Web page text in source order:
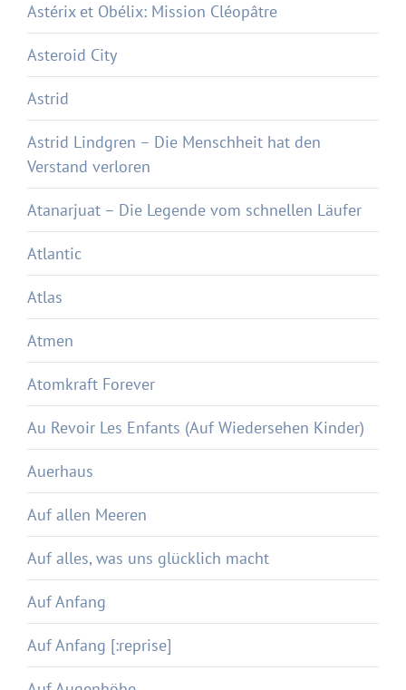
Astérix et Obélix: Mission Cléopâtre
Asteroid City
Astrid
Astrid Lindgren – Die Menschheit hat den
Verstand verloren
Atanarjuat – Die Legende vom schnellen Läufer
Atlantic
Atlas
Atmen
Atomkraft Forever
Au Revoir Les Enfants (Auf Wiedersehen Kinder)
Auerhaus
Auf allen Meeren
Auf alles, was uns glücklich macht
Auf Anfang
Auf Anfang [:reprise]